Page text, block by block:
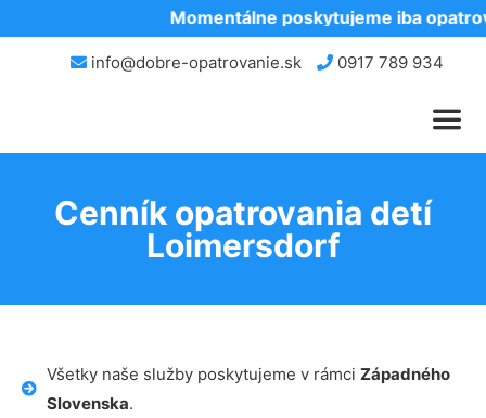
Momentálne poskytujeme iba
info@dobre-opatrovanie.sk 0917 789 934
Cenník opatrovania detí
Loimersdorf
Všetky naše služby poskytujeme v rámci Západného
Slovenska.